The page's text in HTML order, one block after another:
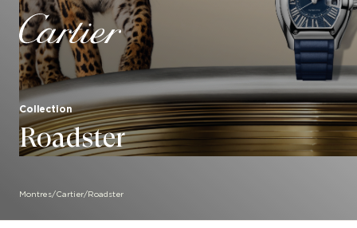
Collection
Roadster
Montres/Cartier/ Roadster